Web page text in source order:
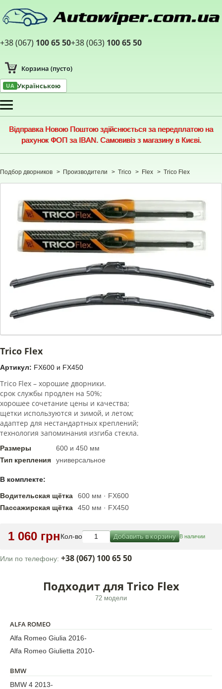
+38 (067) 100 65 50+38 (063) 100 65 50
Корзина (пусто)
UA Українською
Меню
Відправка Новою Поштою здійснюється за передплатою на
рахунок ФОП за IBAN. Самовивіз з магазину в Києві.
Подбор дворников > Производители > Trico > Flex > Trico Flex
Trico Flex
Артикул: FX600 и FX450
Trico Flex – хорошие дворники.
срок службы продлен на 50%;
хорошее сочетание цены и качества;
щетки используются и зимой, и летом;
адаптер для нестандартных креплений;
технология запоминания изгиба стекла.
Размеры
600 и 450 мм
Тип крепления
универсальное
В комплекте:
Водительская щётка
600 мм · FX600
Пассажирская щётка
450 мм · FX450
1 060 грнКол-во Добавить в корзину В наличии
Или по телефону: +38 (067) 100 65 50
Подходит для Trico Flex
72 модели
ALFA ROMEO
Alfa Romeo Giulia 2016-
Alfa Romeo Giulietta 2010-
BMW
BMW 4 2013-